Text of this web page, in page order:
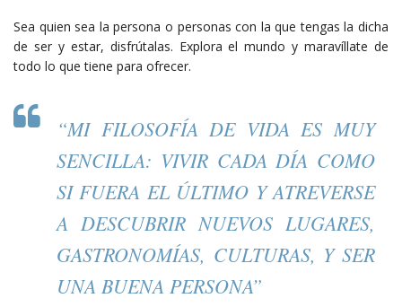
Sea quien sea la persona o personas con la que tengas la dicha
de ser y estar, disfrútalas. Explora el mundo y maravíllate de
todo lo que tiene para ofrecer.
“MI FILOSOFÍA DE VIDA ES MUY
SENCILLA: VIVIR CADA DÍA COMO
SI FUERA EL ÚLTIMO Y ATREVERSE
A DESCUBRIR NUEVOS LUGARES,
GASTRONOMÍAS, CULTURAS, Y SER
UNA BUENA PERSONA”